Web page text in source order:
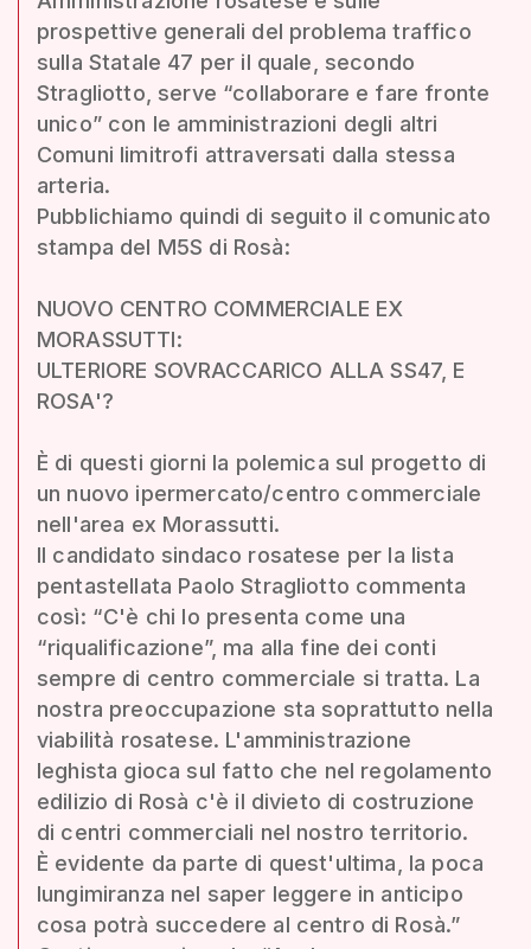
prospettive generali del problema traffico
sulla Statale 47 per il quale, secondo
Stragliotto, serve “collaborare e fare fronte
unico” con le amministrazioni degli altri
Comuni limitrofi attraversati dalla stessa
arteria.
Pubblichiamo quindi di seguito il comunicato
stampa del M5S di Rosà:
NUOVO CENTRO COMMERCIALE EX
MORASSUTTI:
ULTERIORE SOVRACCARICO ALLA SS47, E
ROSA'?
È di questi giorni la polemica sul progetto di
un nuovo ipermercato/centro commerciale
nell'area ex Morassutti.
Il candidato sindaco rosatese per la lista
pentastellata Paolo Stragliotto commenta
così: “C'è chi lo presenta come una
“riqualificazione”, ma alla fine dei conti
sempre di centro commerciale si tratta. La
nostra preoccupazione sta soprattutto nella
viabilità rosatese. L'amministrazione
leghista gioca sul fatto che nel regolamento
edilizio di Rosà c'è il divieto di costruzione
di centri commerciali nel nostro territorio.
È evidente da parte di quest'ultima, la poca
lungimiranza nel saper leggere in anticipo
cosa potrà succedere al centro di Rosà.”